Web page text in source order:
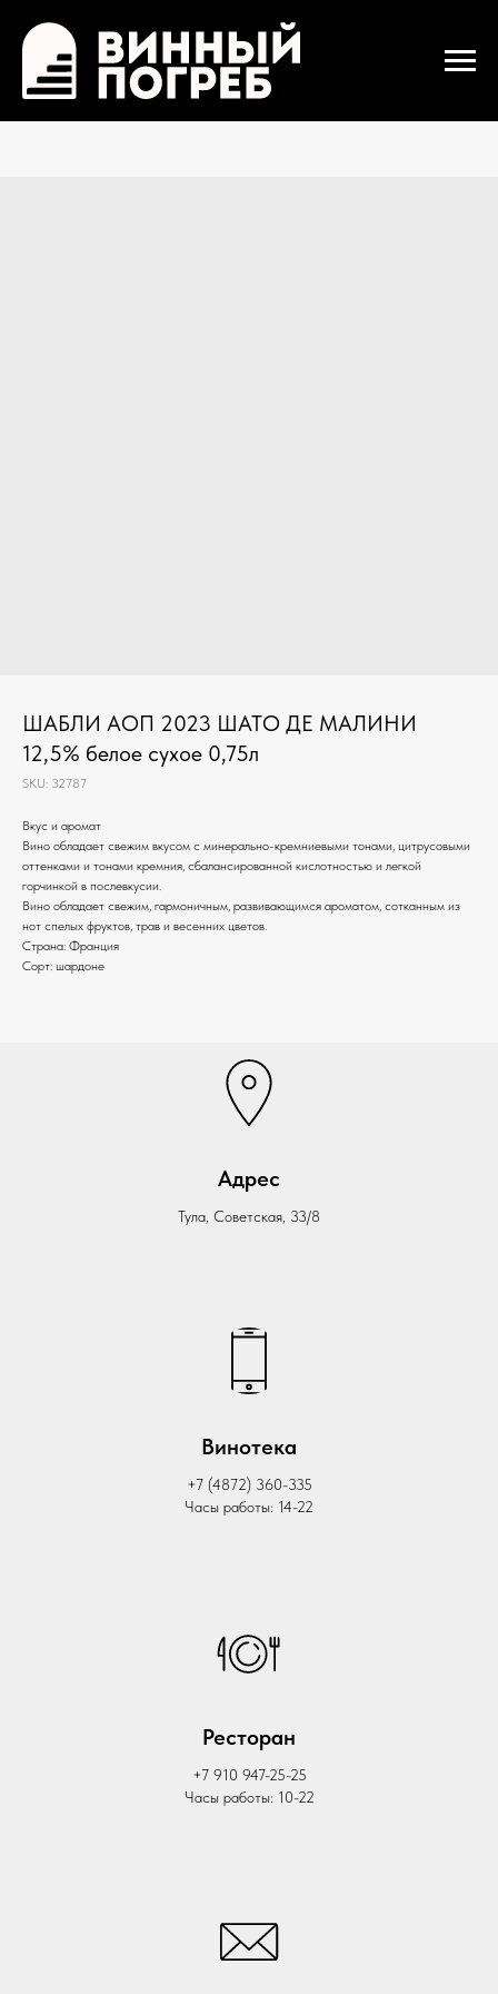
ШАБЛИ АОП 2023 ШАТО ДЕ МАЛИНИ
12,5% белое сухое 0,75л
SKU: 32787
Вкус и аромат
Вино обладает свежим вкусом с минерально-кремниевыми тонами, цитрусовыми
оттенками и тонами кремния, сбалансированной кислотностью и легкой
горчинкой в послевкусии.
Вино обладает свежим, гармоничным, развивающимся ароматом, сотканным из
нот спелых фруктов, трав и весенних цветов.
Страна: Франция
Сорт: шардоне
Адрес
Тула, Советская, 33/8
Винотека
+7 (4872) 360-335
Часы работы: 14-22
Ресторан
+7 910 947-25-25
Часы работы: 10-22